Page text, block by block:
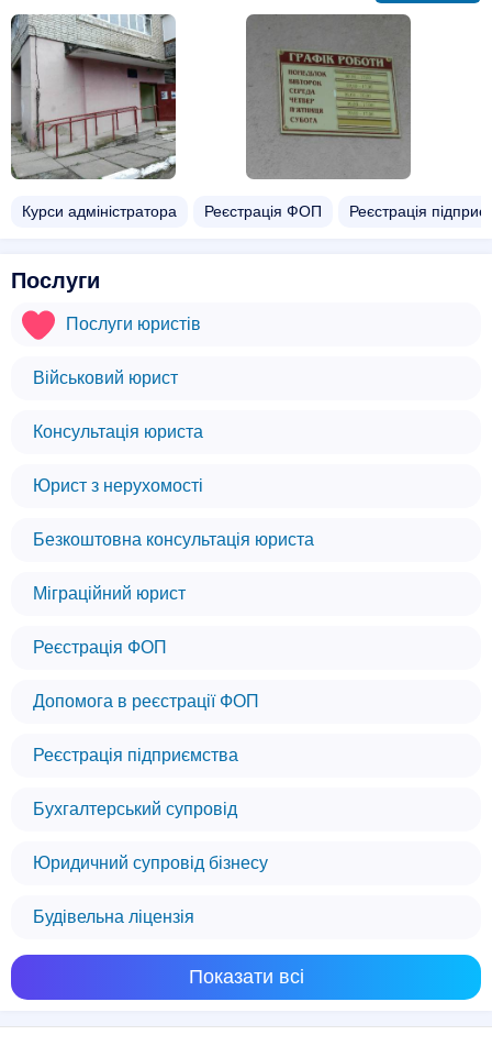
Курси адміністратора Реєстрація ФОП Реєстрація
Послуги
Послуги юристів
Військовий юрист
Консультація юриста
Юрист з нерухомості
Безкоштовна консультація юриста
Міграційний юрист
Реєстрація ФОП
Допомога в реєстрації ФОП
Реєстрація підприємства
Бухгалтерський супровід
Юридичний супровід бізнесу
Будівельна ліцензія
Показати всі